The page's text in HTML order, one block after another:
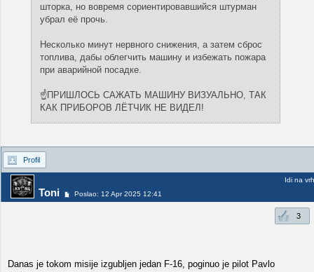
шторка, но вовремя сориентировавшийся штурман
убрал её прочь.
Несколько минут нервного снижения, а затем сброс
топлива, дабы облегчить машину и избежать пожара
при аварийной посадке.
☝️ПРИШЛОСЬ САЖАТЬ МАШИНУ ВИЗУАЛЬНО, ТАК
КАК ПРИБОРОВ ЛЁТЧИК НЕ ВИДЕЛ!
Profil
Toni Poslao: 12 Apr 2025 12:41
Idi na vrh
3
Danas je tokom misije izgubljen jedan F-16, poginuo je pilot Pavlo